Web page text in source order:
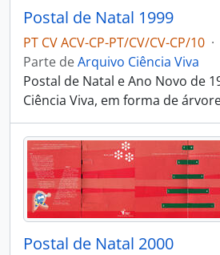
Postal de Natal 1999
PT CV ACV-CP-PT/CV/CV-CP/10 ·
Parte deArquivo Ciência Viva
Postal de Natal e Ano Novo de
Ciência Viva, em forma de
Postal de Natal 2000